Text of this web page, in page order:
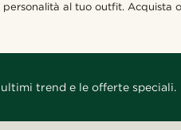
al tuo outfit.
trend e le offerte speciali.